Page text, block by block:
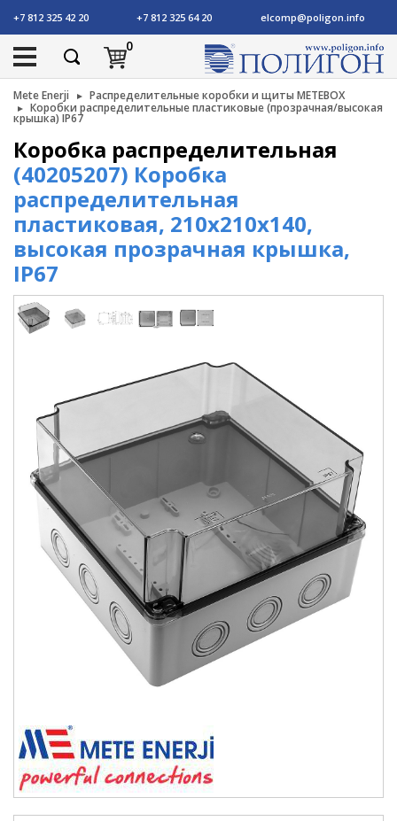
+7 812 325 42 20 +7 812 325 64 20 elcomp@poligon.info
0
Mete Enerji
Распределительные коробки и щиты METEBOX
Коробки распределительные пластиковые (прозрачная/высокая
крышка) IP67
Коробка распределительная
(40205207) Коробка
распределительная
пластиковая, 210x210x140,
высокая прозрачная крышка,
IP67